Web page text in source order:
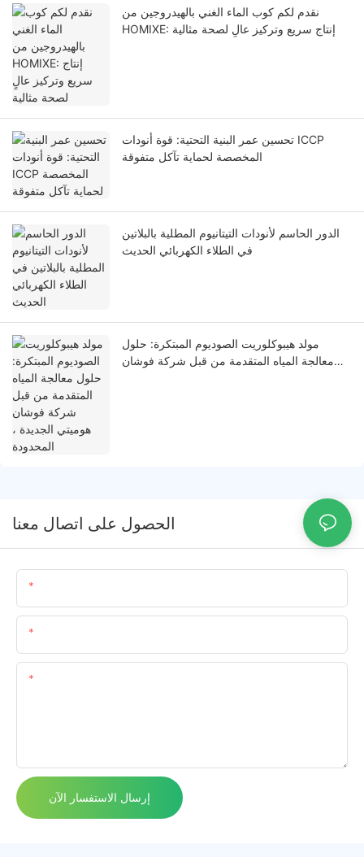
نقدم لكم كوب الماء الغني بالهيدروجين من
HOMIXE: إنتاج سريع وتركيز عالٍ لصحة مثالية
تحسين عمر البنية التحتية: قوة أنودات ICCP
المخصصة لحماية تآكل متفوقة
الدور الحاسم لأنودات التيتانيوم المطلية بالبلاتين
في الطلاء الكهربائي الحديث
مولد هيبوكلوريت الصوديوم المبتكرة: حلول
معالجة المياه المتقدمة من قبل شركة فوشان
الحصول على اتصال معنا
إرسال الاستفسار الآن